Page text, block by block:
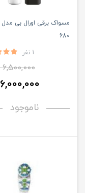
680
1 نفر
6,500,000
6,000,000
ناموجود